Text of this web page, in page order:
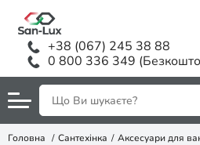
+38 (067) 245 38 88
0 800 336 349
Головна Сантехінка Аксесуари для